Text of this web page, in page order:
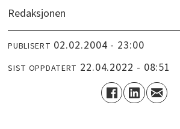
Redaksjonen
PUBLISERT 02.02.2004 - 23:00
SIST OPPDATERT 22.04.2022 - 08:51